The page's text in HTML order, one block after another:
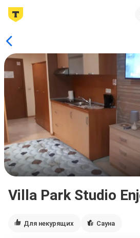
Villa Park Studio
Для некурящих Сауна